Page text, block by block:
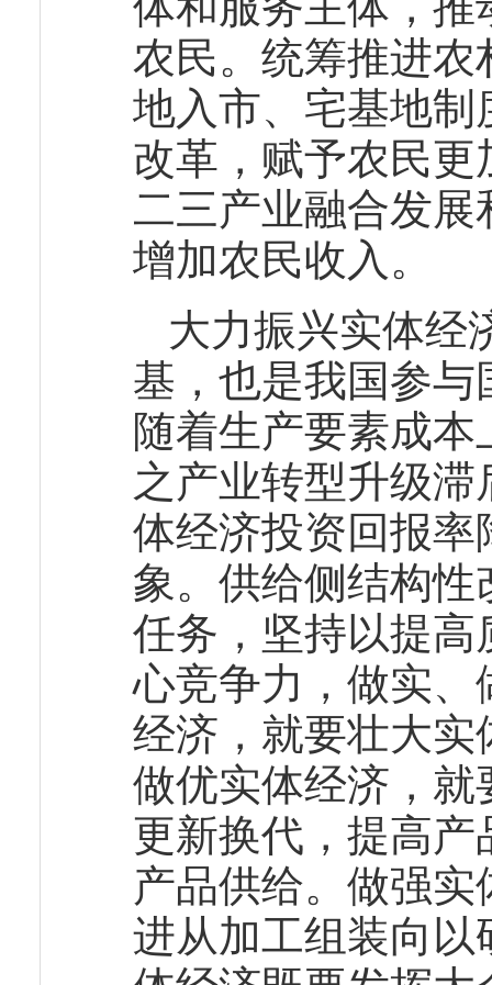
农民。统筹推进
地入市、宅基地
改革，赋予农民
二三产业融合发
增加农民收入。
大力振兴实体经
基，也是我国参
随着生产要素成
之产业转型升级
体经济投资回报率
象。供给侧结构
任务，坚持以提
心竞争力，做实
经济，就要壮大
做优实体经济，
更新换代，提高
产品供给。做强
进从加工组装向